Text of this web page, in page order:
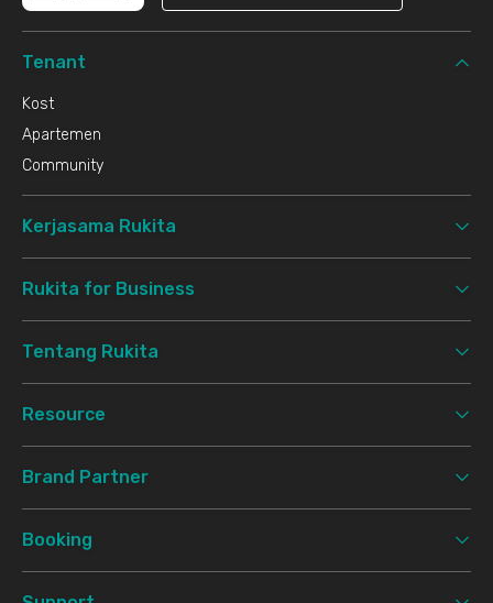
Tenant
Kost
Apartemen
Community
Kerjasama Rukita
Rukita for Business
Tentang Rukita
Resource
Brand Partner
Booking